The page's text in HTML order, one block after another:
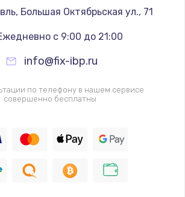
, Большая Октябрьская ул., 71
с 9:00 до 21:00
info@fix-ibp.ru
по телефону в нашем сервисе
совершенно бесплатны